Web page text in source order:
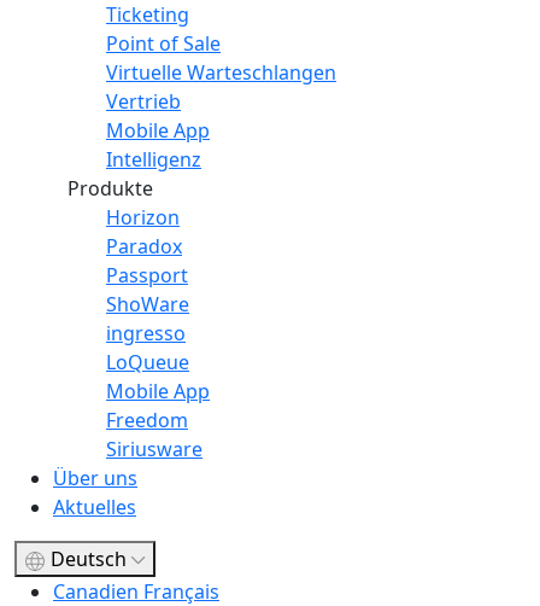
Ticketing
Point of Sale
Virtuelle Warteschlangen
Vertrieb
Mobile App
Intelligenz
Produkte
Horizon
Paradox
Passport
ShoWare
ingresso
LoQueue
Mobile App
Freedom
Siriusware
Über uns
Aktuelles
Deutsch
Canadien Français